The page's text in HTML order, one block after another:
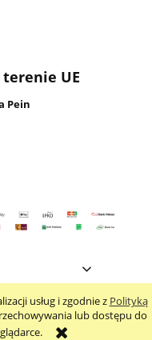
usług i zgodnie z Polityką
lub dostępu do
UE
Pein
strony